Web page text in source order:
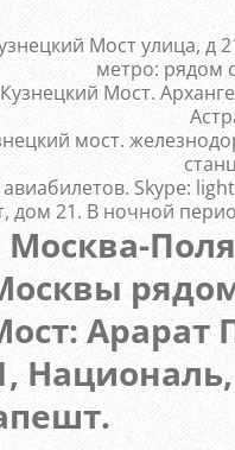
Мост улица, д
метро: рядом
Мост.
мост.
Skype:
дом 21. В ночной
Арарат